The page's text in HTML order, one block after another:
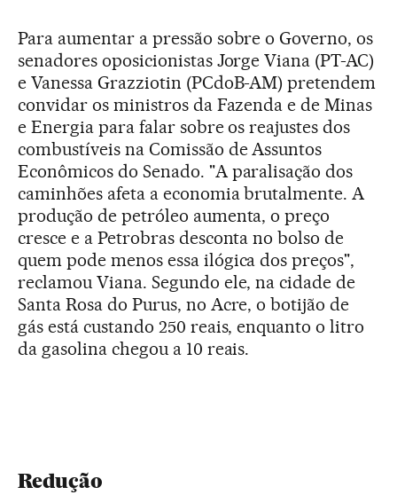
Para aumentar a pressão sobre o Governo, os
senadores oposicionistas Jorge Viana (PT-AC)
e Vanessa Grazziotin (PCdoB-AM) pretendem
convidar os ministros da Fazenda e de Minas
e Energia para falar sobre os reajustes dos
combustíveis na Comissão de Assuntos
Econômicos do Senado. "A paralisação dos
caminhões afeta a economia brutalmente. A
produção de petróleo aumenta, o preço
cresce e a Petrobras desconta no bolso de
quem pode menos essa ilógica dos preços",
reclamou Viana. Segundo ele, na cidade de
Santa Rosa do Purus, no Acre, o botijão de
gás está custando 250 reais, enquanto o litro
da gasolina chegou a 10 reais.
Redução